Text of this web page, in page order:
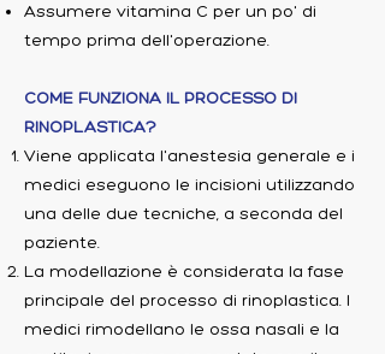
Assumere vitamina C per un po' di
tempo prima dell'operazione.
COME FUNZIONA IL PROCESSO DI
RINOPLASTICA?
Viene applicata l'anestesia generale e i
medici eseguono le incisioni utilizzando
una delle due tecniche, a seconda del
paziente.
La modellazione è considerata la fase
principale del processo di rinoplastica. I
medici rimodellano le ossa nasali e la